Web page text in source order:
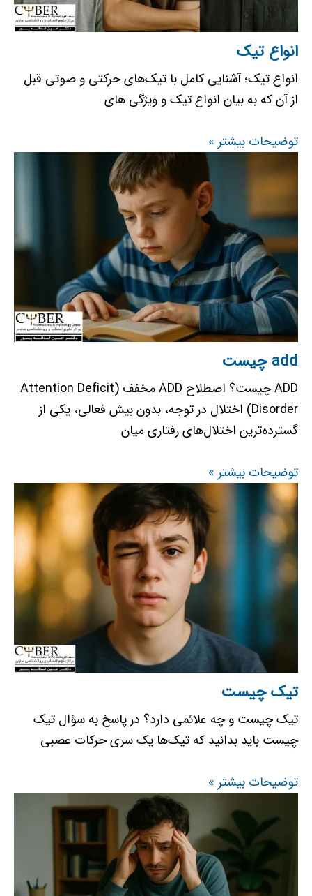
انواع تیک
انواع تیک؛ آشنایی کامل با تیک‌های حرکتی و صوتی قبل
از آن که به بیان انواع تیک و ویژگی های
توضیحات بیشتر »
add چیست
ADD چیست؟ اصطلاح ADD مخفف (Attention Deficit
Disorder) اختلال در توجه، بدون بیش فعالی، یکی از
گسترده‌ترین اختلال‌های رفتاری میان
توضیحات بیشتر »
تیک چیست
تیک چیست و چه علائمی دارد؟ در پاسخ به سؤال تیک
چیست باید بدانید که تیک‌ها یک سری حرکات عصبی
توضیحات بیشتر »